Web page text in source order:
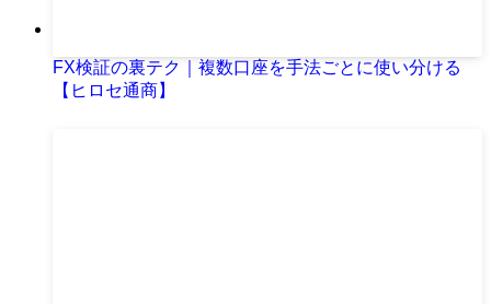
FX検証の裏テク｜複数口座を手法ごとに使い分ける
【ヒロセ通商】